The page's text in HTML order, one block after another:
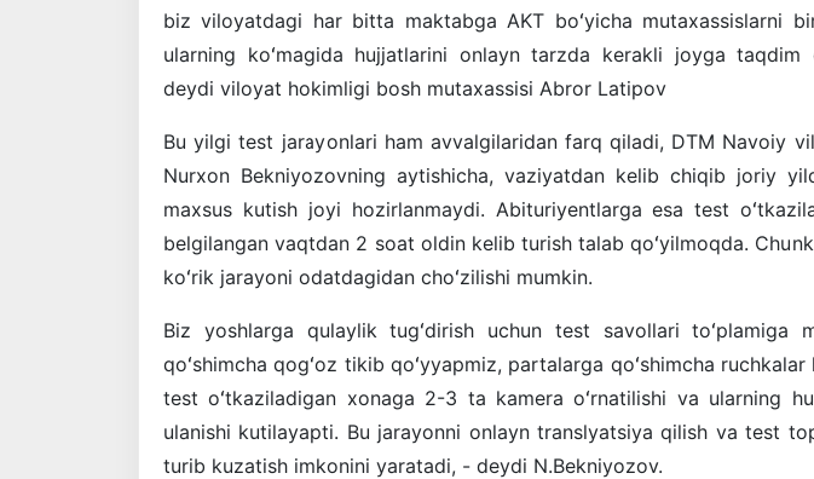
biz viloyatdagi har bitta maktabga AKT boʻyicha mutaxassislarni
ularning koʻmagida hujjatlarini onlayn tarzda kerakli joyga
deydi viloyat hokimligi bosh mutaxassisi Abror Latipov
Bu yilgi test jarayonlari ham avvalgilaridan farq qiladi, DTM Navoiy
Nurxon Bekniyozovning aytishicha, vaziyatdan kelib chiqib joriy
maxsus kutish joyi hozirlanmaydi. Abituriyentlarga esa test
belgilangan vaqtdan 2 soat oldin kelib turish talab qoʻyilmoqda.
koʻrik jarayoni odatdagidan choʻzilishi mumkin.
Biz yoshlarga qulaylik tugʻdirish uchun test savollari toʻplamiga
qoʻshimcha qogʻoz tikib qoʻyyapmiz, partalarga qoʻshimcha ruchkalar
test oʻtkaziladigan xonaga 2-3 ta kamera oʻrnatilishi va ularning
ulanishi kutilayapti. Bu jarayonni onlayn translyatsiya qilish va test
turib kuzatish imkonini yaratadi, - deydi N.Bekniyozov.